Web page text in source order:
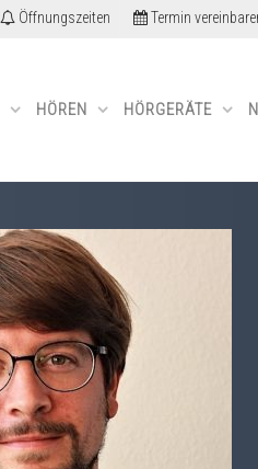
Öffnungszeiten Termin
HÖREN HÖRGERÄTE